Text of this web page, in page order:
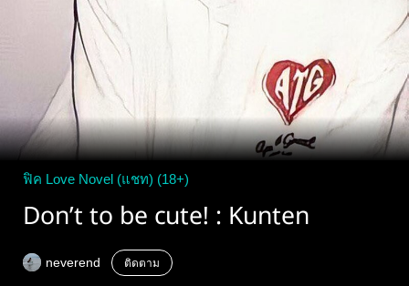
ฟิค Love Novel (แชท) (18+)
Don’t to be cute! : Kunten
neverend ติดตาม